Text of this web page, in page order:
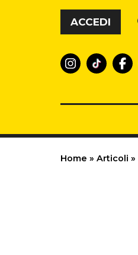
Vai al contenuto
ACCEDI
Home » Articoli »